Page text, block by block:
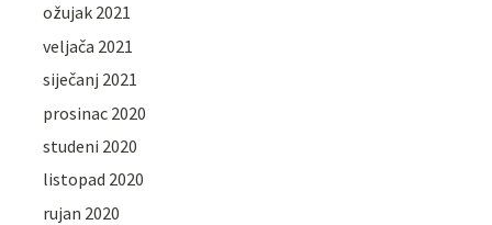
ožujak 2021
veljača 2021
siječanj 2021
prosinac 2020
studeni 2020
listopad 2020
rujan 2020